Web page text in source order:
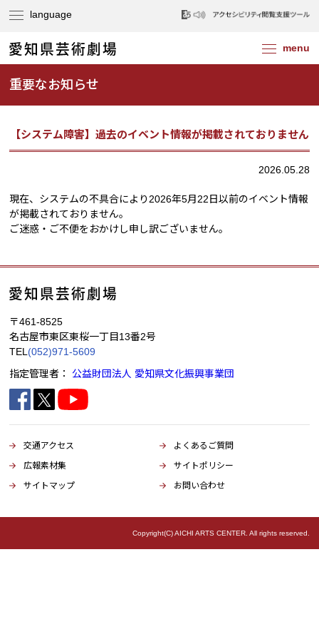
重要なお知らせ
【システム障害】過去のイベント情報が掲載されておりません
2026.05.28
現在、システムの不具合により2026年5月22日以前のイベント情報
が掲載されておりません。
ご迷惑・ご不便をおかけし申し訳ございません。
〒461-8525
名古屋市東区東桜一丁目13番2号
TEL (052)971-5609
指定管理者： 公益財団法人 愛知県文化振興事業団
交通アクセス
よくあるご質問
広報素材集
サイトポリシー
サイトマップ
お問い合わせ
Copyright(C) AICHI ARTS CENTER. All rights reserved.